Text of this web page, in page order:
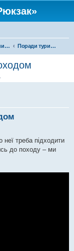
Самодіяльний туризм Поради туристам
неї треба підходити
до походу – ми